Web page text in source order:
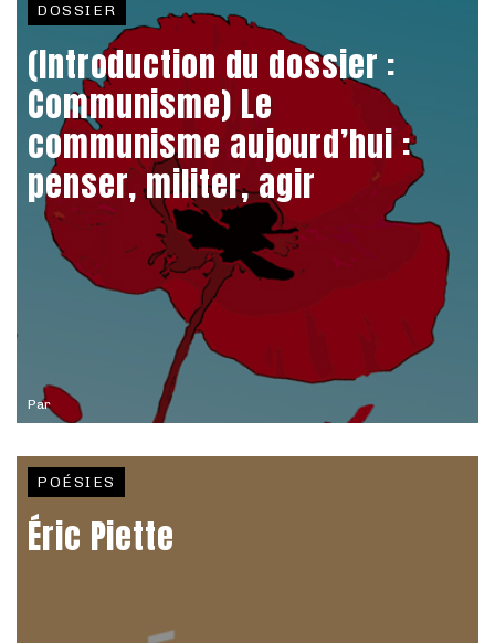
Par
DOSSIER
(Introduction du dossier :
Communisme) Le
communisme aujourd’hui :
penser, militer, agir
POÉSIES
Éric Piette